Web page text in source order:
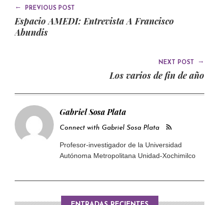
← PREVIOUS POST
Espacio AMEDI: Entrevista A Francisco
Abundis
NEXT POST →
Los varios de fin de año
Gabriel Sosa Plata
Connect with Gabriel Sosa Plata
Profesor-investigador de la Universidad
Autónoma Metropolitana Unidad-Xochimilco